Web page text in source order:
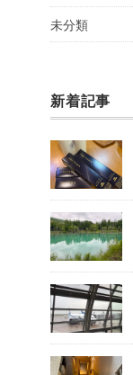
未分類
新着記事